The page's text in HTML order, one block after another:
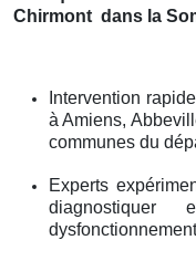
Chirmont dans la
Intervention
à Amiens,
communes du
Experts